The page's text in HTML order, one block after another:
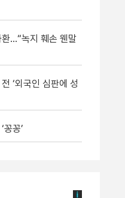
…“녹지 훼손 웬말
‘외국인 심판에 성
꽁꽁’